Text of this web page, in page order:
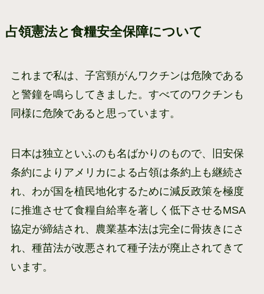
占領憲法と食糧安全保障について
これまで私は、子宮頸がんワクチンは危険である
と警鐘を鳴らしてきました。すべてのワクチンも
同様に危険であると思っています。
日本は独立といふのも名ばかりのもので、旧安保
条約によりアメリカによる占領は条約上も継続さ
れ、わが国を植民地化するために減反政策を極度
に推進させて食糧自給率を著しく低下させるMSA
協定が締結され、農業基本法は完全に骨抜きにさ
れ、種苗法が改悪されて種子法が廃止されてきて
います。